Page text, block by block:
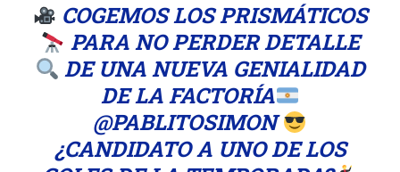
COGEMOS LOS PRISMÁTICOS
PARA NO PERDER DETALLE
DE UNA NUEVA GENIALIDAD
DE LA FACTORÍA
@PABLITOSIMON
¿CANDIDATO A UNO DE LOS